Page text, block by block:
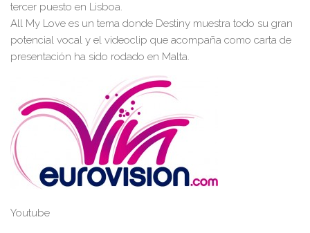
tercer puesto en Lisboa.
All My Love es un tema donde Destiny muestra todo su gran
potencial vocal y el videoclip que acompaña como carta de
presentación ha sido rodado en Malta.
Youtube